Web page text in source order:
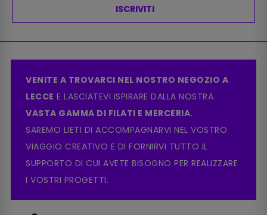
ISCRIVITI
VENITE A TROVARCI NEL NOSTRO NEGOZIO A
LECCE E LASCIATEVI ISPIRARE DALLA NOSTRA
VASTA GAMMA DI FILATI E MERCERIA.
SAREMO LIETI DI ACCOMPAGNARVI NEL VOSTRO
VIAGGIO CREATIVO E DI FORNIRVI TUTTO IL
SUPPORTO DI CUI AVETE BISOGNO PER REALIZZARE
I VOSTRI PROGETTI.